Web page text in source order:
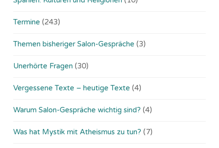
Termine (243)
Themen bisheriger Salon-Gespräche (3)
Unerhörte Fragen (30)
Vergessene Texte – heutige Texte (4)
Warum Salon-Gespräche wichtig sind? (4)
Was hat Mystik mit Atheismus zu tun? (7)